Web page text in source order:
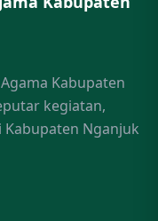
Kabupaten
kegiatan,
Nganjuk